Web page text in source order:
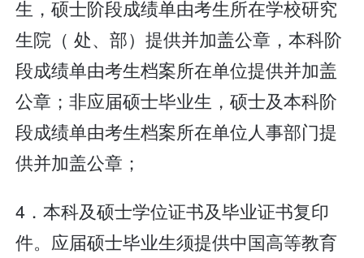
生，硕士阶段成绩单由考生所在学校研究
生院（ 处、部）提供并加盖公章，本科阶
段成绩单由考生档案所在单位提供并加盖
公章；非应届硕士毕业生，硕士及本科阶
段成绩单由考生档案所在单位人事部门提
供并加盖公章；
4．本科及硕士学位证书及毕业证书复印
件。应届硕士毕业生须提供中国高等教育